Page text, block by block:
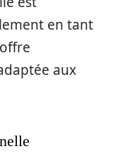
en tant
aux